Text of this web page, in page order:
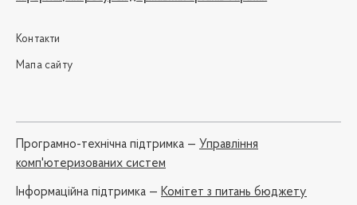
Контакти
Мапа сайту
Програмно-технічна підтримка — Управління
комп'ютеризованих систем
Iнформаційна підтримка — Комітет з питань бюджету